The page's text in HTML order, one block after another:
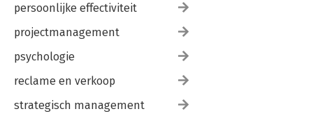
persoonlijke effectiviteit
projectmanagement
psychologie
reclame en verkoop
strategisch management